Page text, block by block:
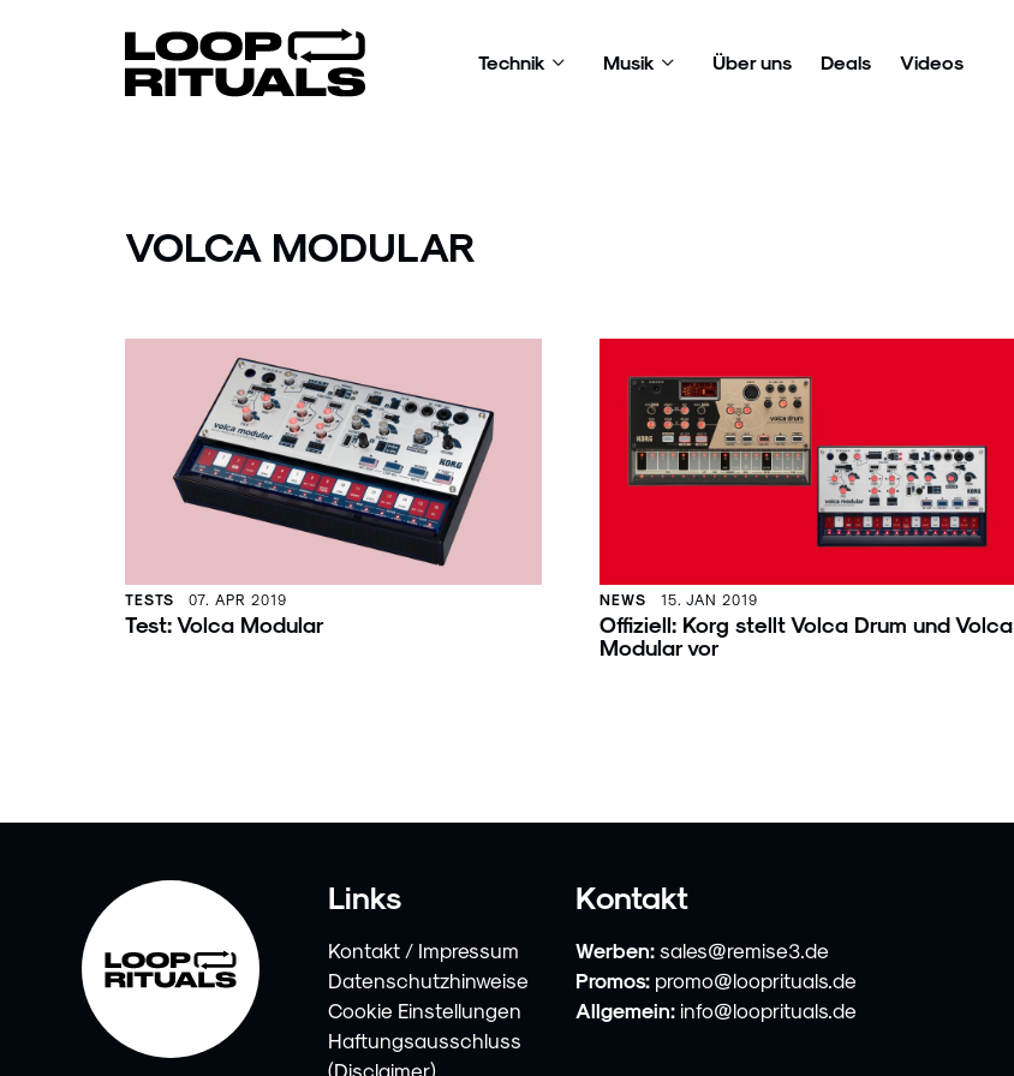
Technik Musik Über uns Deals Videos
VOLCA MODULAR
TESTS 07. APR 2019
Test: Volca Modular
NEWS 15. JAN 2019
Offiziell: Korg stellt Volca Drum und Volca
Modular vor
Links
Kontakt / Impressum
Datenschutzhinweise
Cookie Einstellungen
Haftungsausschluss
(Disclaimer)
Kontakt
Werben: sales@remise3.de
Promos: promo@looprituals.de
Allgemein: info@looprituals.de